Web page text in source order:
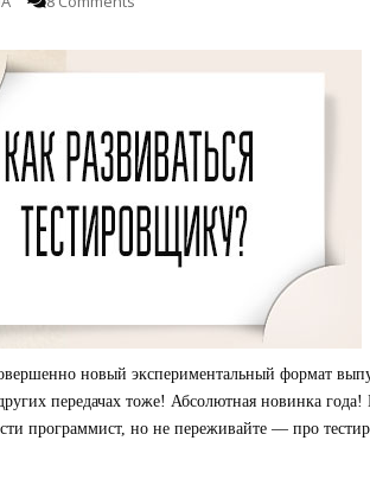
новый экспериментальный формат
передачах тоже! Абсолютная новинка года!
программист, но не переживайте — про